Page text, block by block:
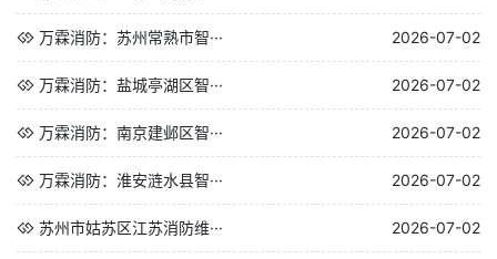
万霖消防：苏州常熟市智··· 2026-07-02
万霖消防：盐城亭湖区智··· 2026-07-02
万霖消防：南京建邺区智··· 2026-07-02
万霖消防：淮安涟水县智··· 2026-07-02
苏州市姑苏区江苏消防维··· 2026-07-02